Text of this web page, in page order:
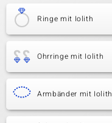
Ringe mit Iolith
Ohrringe mit Iolith
Armbänder mit Iolith